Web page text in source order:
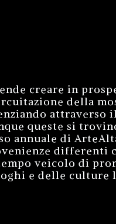
creare in
della
attraverso
queste si
annuale di
veicolo di
e delle culture